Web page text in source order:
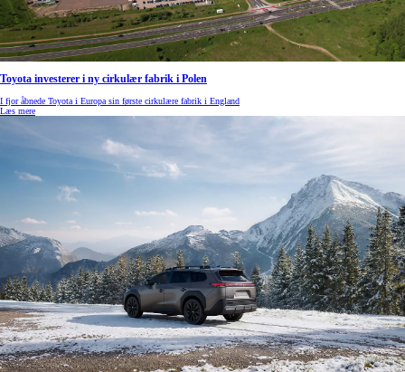
Toyota investerer i ny cirkulær fabrik i Polen
I fjor åbnede Toyota i Europa sin første cirkulære fabrik i England
Læs mere